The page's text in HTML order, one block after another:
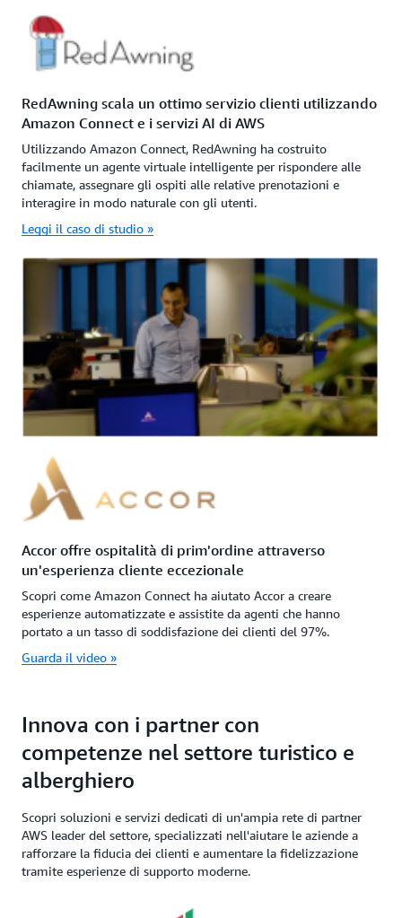
RedAwning scala un ottimo servizio clienti utilizzando
Amazon Connect e i servizi AI di AWS
Utilizzando Amazon Connect, RedAwning ha costruito
facilmente un agente virtuale intelligente per rispondere alle
chiamate, assegnare gli ospiti alle relative prenotazioni e
interagire in modo naturale con gli utenti.
Leggi il caso di studio »
Accor offre ospitalità di prim'ordine attraverso
un'esperienza cliente eccezionale
Scopri come Amazon Connect ha aiutato Accor a creare
esperienze automatizzate e assistite da agenti che hanno
portato a un tasso di soddisfazione dei clienti del 97%.
Guarda il video »
Innova con i partner con
competenze nel settore turistico e
alberghiero
Scopri soluzioni e servizi dedicati di un'ampia rete di partner
AWS leader del settore, specializzati nell'aiutare le aziende a
rafforzare la fiducia dei clienti e aumentare la fidelizzazione
tramite esperienze di supporto moderne.